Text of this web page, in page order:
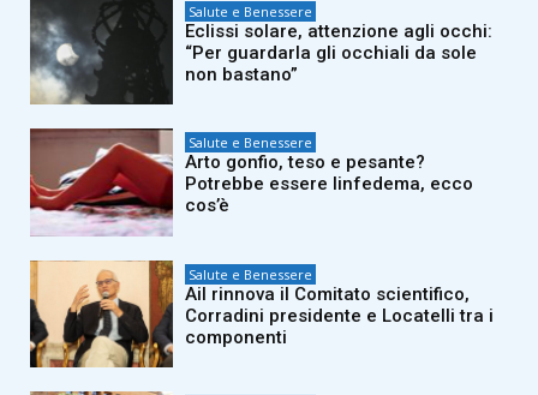
Salute e Benessere
Eclissi solare, attenzione agli occhi:
“Per guardarla gli occhiali da sole
non bastano”
Salute e Benessere
Arto gonfio, teso e pesante?
Potrebbe essere linfedema, ecco
cos’è
Salute e Benessere
Ail rinnova il Comitato scientifico,
Corradini presidente e Locatelli tra i
componenti